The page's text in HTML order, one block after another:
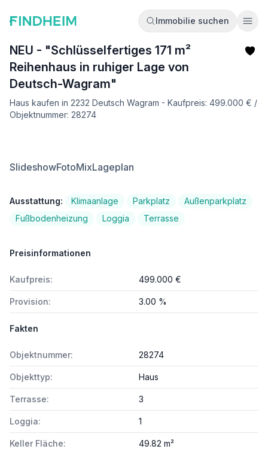
Immobilie suchen
NEU - "Schlüsselfertiges 171 m²
Reihenhaus in ruhiger Lage von
Deutsch-Wagram"
Haus kaufen in 2232 Deutsch Wagram - Kaufpreis: 499.000 € /
Objektnummer: 28274
SlideshowFotoMixLageplan
Ausstattung: Klimaanlage Parkplatz
Außenparkplatz
Fußbodenheizung
Loggia Terrasse
Preisinformationen
Kaufpreis: 499.000 €
Provision: 3.00 %
Fakten
Objektnummer: 28274
Objekttyp: Haus
Terrasse: 3
Loggia: 1
Keller Fläche: 49.82 m²